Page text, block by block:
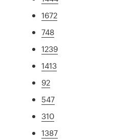
1672
748
1239
1413
92
547
310
1387